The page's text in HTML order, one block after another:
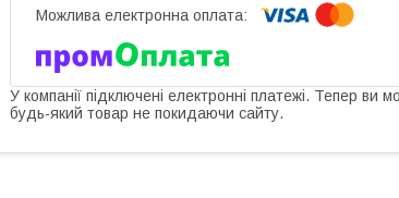
У компанії підключені електронні платежі. Тепер ви
будь-який товар не покидаючи сайту.